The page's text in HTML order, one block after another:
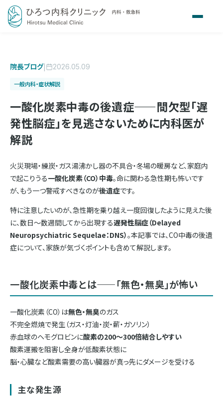
院長ブログ| 2026.05.09
一般内科・症状解説
一酸化炭素中毒の後遺症——間欠型「遅
発性脳症」を見逃さないために内科医が
解説
火災現場・練炭・ガス湯沸かし器の不具合・冬場の暖房など、家庭内
で起こりうる一酸化炭素（CO）中毒。命に関わる急性期も怖いです
が、もう一つ警戒すべきなのが後遺症です。
特に注意したいのが、急性期を乗り越え一度回復したように見えた後
に、数日〜数週間してから出現する遅発性脳症（Delayed
Neuropsychiatric Sequelae：DNS）。本記事では、CO中毒の後遺
症について、家族が気づくポイントも含めて解説します。
一酸化炭素中毒とは——「無色・無臭」が怖い
一酸化炭素（CO）は無色・無臭のガス
不完全燃焼で発生（ガス・灯油・炭・薪・ガソリン）
赤血球のヘモグロビンに酸素の200〜300倍結合しやすい
酸素運搬を阻害し全身が低酸素状態に
脳・心臓など酸素需要の高い臓器が真っ先にダメージを受ける
主な発生源